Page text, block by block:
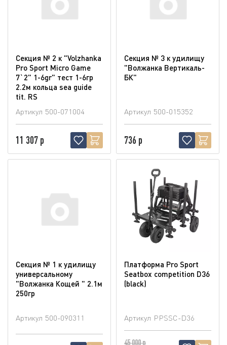
Секция № 2 к "Volzhanka
Pro Sport Micro Game
7`2" 1-6gr" тест 1-6гр
2.2м кольца sea guide
tit. RS
Артикул 500-071004
11 307 р
Секция № 3 к удилищу
"Волжанка Вертикаль-
БК"
Артикул 500-015352
736 р
Секция № 1 к удилищу
универсальному
"Волжанка Кощей " 2.1м
250гр
Артикул 500-090311
Платформа Pro Sport
Seatbox competition D36
(blaсk)
Артикул PPSSC-D36
45 000 р